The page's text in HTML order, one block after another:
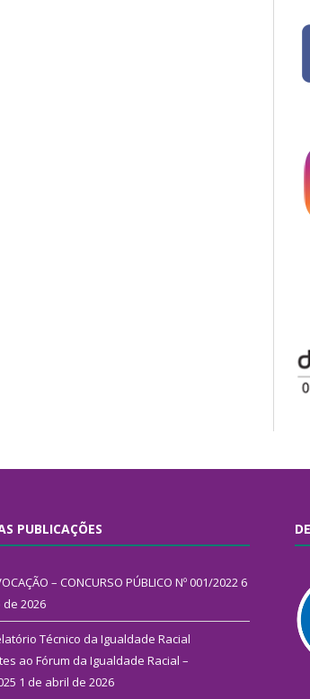
PUBLICAÇÕES
– CONCURSO PÚBLICO Nº 001/2022 6
2026
Técnico da Igualdade Racial
ao Fórum da Igualdade Racial –
1 de abril de 2026